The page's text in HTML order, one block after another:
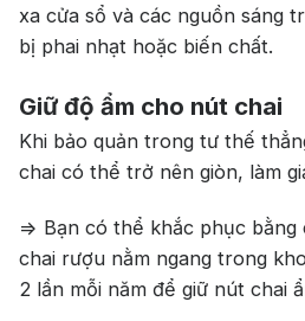
xa cửa sổ và các nguồn sáng
bị phai nhạt hoặc biến chất.
Giữ độ ẩm cho nút chai
Khi bảo quản trong tư thế
chai có thể trở nên giòn, làm
=> Bạn có thể khắc phục
chai rượu nằm ngang trong
2 lần mỗi năm để giữ nút chai